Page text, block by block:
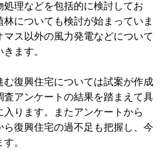
理などを包括的に検討してお
林についても検討が始まっていま
ス以外の風力発電などについて
ます。
復興住宅については試案が作成
査アンケートの結果を踏まえて具
ります。またアンケートから
ら復興住宅の過不足も把握し、今
。